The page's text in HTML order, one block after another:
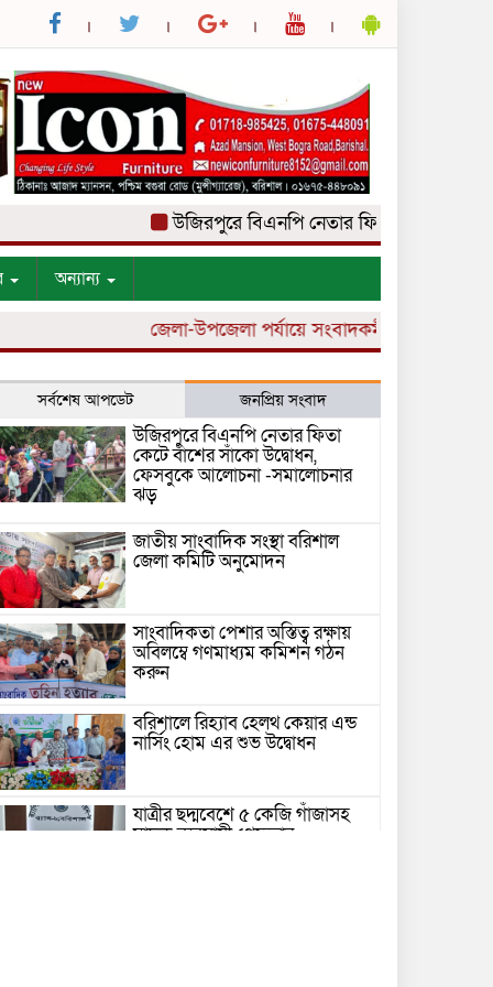
উজিরপুরে বিএনপি নেতার ফিতা কেটে বাঁশের
অন্যান্য
জেলা-উপজেলা পর্যায়ে সংবাদকর্মী নিয়োগ চলছে।
সর্বশেষ আপডেট জনপ্রিয় সংবাদ
উজিরপুরে বিএনপি নেতার ফিতা
কেটে বাঁশের সাঁকো উদ্বোধন,
ফেসবুকে আলোচনা -সমালোচনার
ঝড়
জাতীয় সাংবাদিক সংস্থা বরিশাল
জেলা কমিটি অনুমোদন
সাংবাদিকতা পেশার অস্তিত্ব রক্ষায়
অবিলম্বে গণমাধ্যম কমিশন গঠন
করুন
বরিশালে রিহ্যাব হেলথ কেয়ার এন্ড
নার্সিং হোম এর শুভ উদ্বোধন
যাত্রীর ছদ্মবেশে ৫ কেজি গাঁজাসহ
মাদক ব্যবসায়ী গ্রেফতার